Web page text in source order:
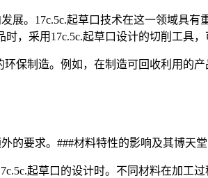
展。17c.5c.起草口技术在这一领域具
，采用17c.5c.起草口设计的切削工具
保制造。例如，在制造可回收利用的
的要求。###材料特性的影响及其博天
起草口的设计时。不同材料在加工